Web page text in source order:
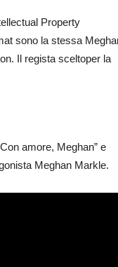
Property
sono la stessa
Il regista sceltoper la
amore, Meghan” e
Meghan Markle.